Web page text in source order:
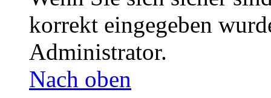
korrekt eingegeben
Administrator.
Nach oben